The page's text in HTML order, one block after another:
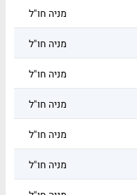
מניה חו"ל
מניה חו"ל
מניה חו"ל
מניה חו"ל
מניה חו"ל
מניה חו"ל